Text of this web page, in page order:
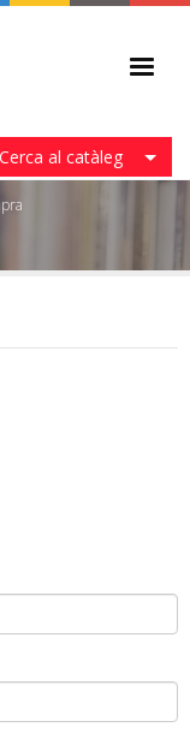
Cerca al catàleg